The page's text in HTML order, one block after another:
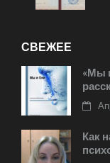
СВЕЖЕЕ
«Мы
Как